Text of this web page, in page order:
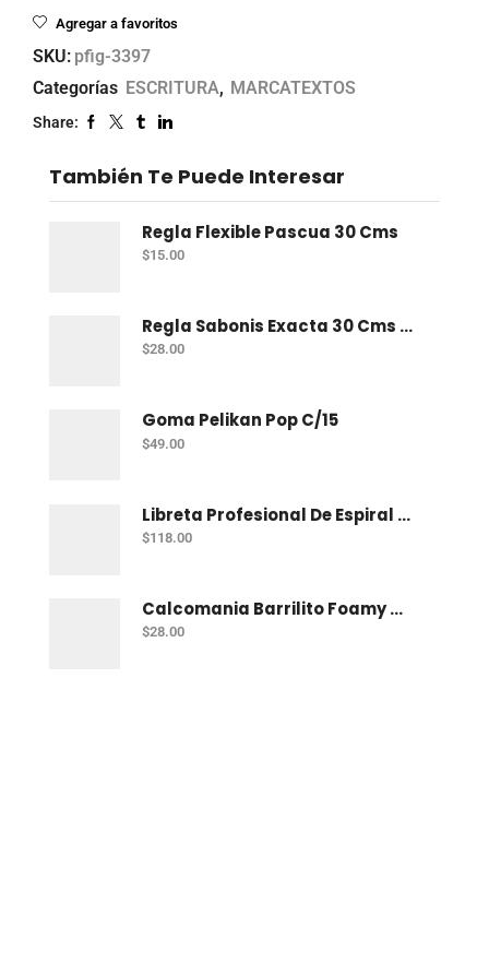
Agregar a favoritos
SKU: pfig-3397
Categorías ESCRITURA, MARCATEXTOS
Share:
También Te Puede Interesar
Regla Flexible Pascua 30 Cms
$15.00
Regla Sabonis Exacta 30 Cms Profesional
$28.00
Goma Pelikan Pop C/15
$49.00
Libreta Profesional De Espiral Norma Uno 200 H C-7
$118.00
Calcomania Barrilito Foamy Mar
$28.00